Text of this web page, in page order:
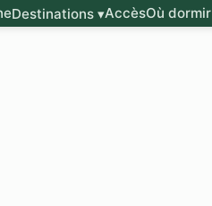
Destinations ▾AccèsOù dormir